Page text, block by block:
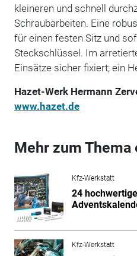
kleineren und schnell
Schraubarbeiten. Eine
für einen festen Sitz und
Steckschlüssel. Im
Einsätze sicher fixiert; ein
Hazet-Werk Hermann
www.hazet.de
Mehr zum Thema
Kfz-Werkstatt
24
Kfz-Werkstatt